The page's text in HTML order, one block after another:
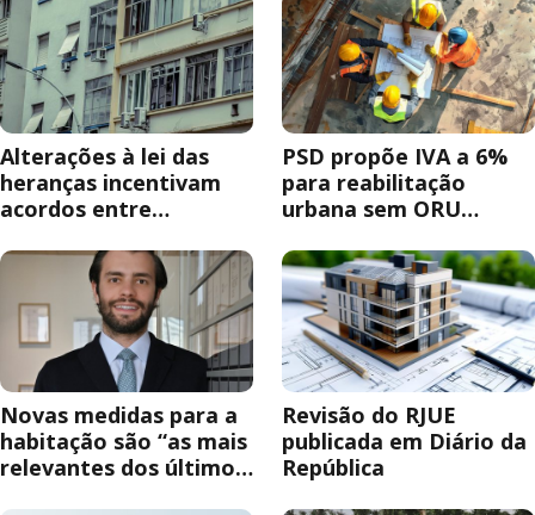
Alterações à lei das
heranças incentivam
acordos entre
PSD propõe IVA a 6%
para reabilitação
urbana sem ORU
Novas medidas para a
habitação são “as mais
relevantes dos últimos
Revisão do RJUE
publicada em Diário da
República